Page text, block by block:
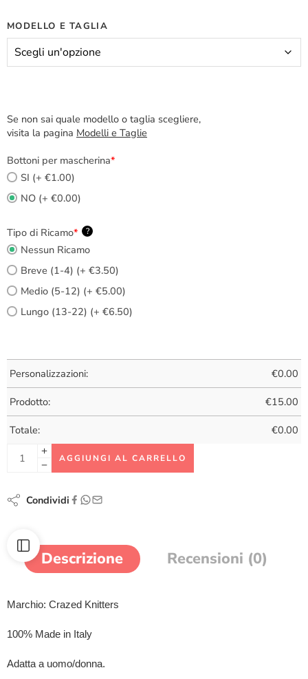
MODELLO E TAGLIA
Se non sai quale modello o taglia scegliere,
visita la pagina Modelli e Taglie
Bottoni per mascherina*
SI (+ €1.00)
NO (+ €0.00)
Tipo di Ricamo* ?
Nessun Ricamo
Breve (1-4) (+ €3.50)
Medio (5-12) (+ €5.00)
Lungo (13-22) (+ €6.50)
Personalizzazioni: €0.00
Prodotto: €15.00
Totale: €0.00
AGGIUNGI AL CARRELLO
Condividi
Descrizione Recensioni (0)
Marchio: Crazed Knitters
100% Made in Italy
Adatta a uomo/donna.